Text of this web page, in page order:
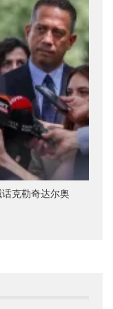
克勒奇达尔奥